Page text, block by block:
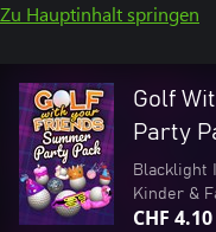
Zu Hauptinhalt springen
Golf
Party
Blacklight
Kinder &
CHF 4.10